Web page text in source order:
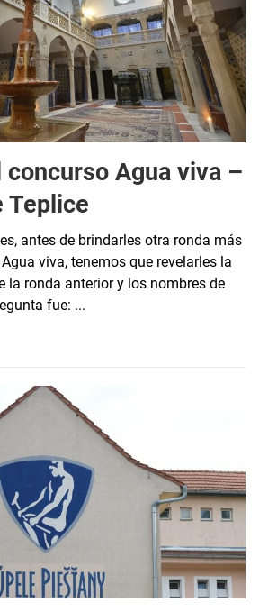
concurso Agua viva –
Teplice
antes de brindarles otra ronda más
viva, tenemos que revelarles la
la ronda anterior y los nombres de
fue: ...